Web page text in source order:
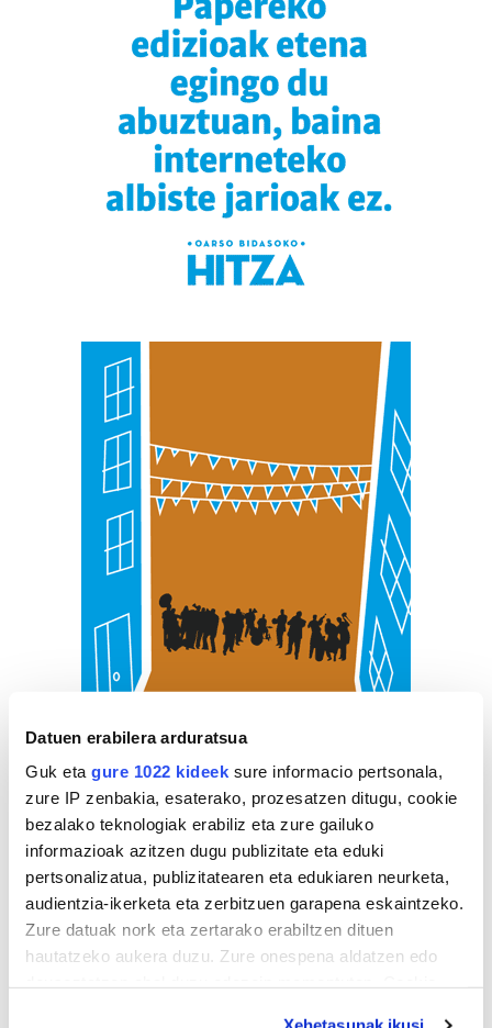
Datuen erabilera arduratsua
Guk eta gure 1022 kideek sure informacio pertsonala,
zure IP zenbakia, esaterako, prozesatzen ditugu, cookie
bezalako teknologiak erabiliz eta zure gailuko
informazioak azitzen dugu publizitate eta eduki
pertsonalizatua, publizitatearen eta edukiaren neurketa,
audientzia-ikerketa eta zerbitzuen garapena eskaintzeko.
Zure datuak nork eta zertarako erabiltzen dituen
hautatzeko aukera duzu. Zure onespena aldatzen edo